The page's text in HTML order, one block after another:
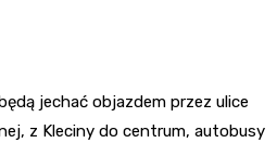
jechać objazdem przez ulice
z Kleciny do centrum, autobusy